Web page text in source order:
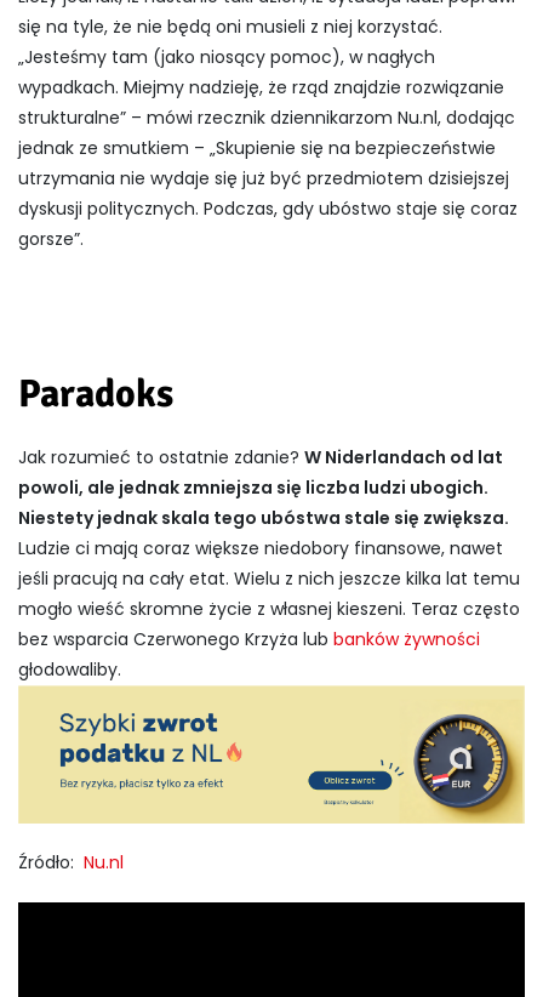
się na tyle, że nie będą oni musieli z niej korzystać.
„Jesteśmy tam (jako niosący pomoc), w nagłych
wypadkach. Miejmy nadzieję, że rząd znajdzie rozwiązanie
strukturalne” – mówi rzecznik dziennikarzom Nu.nl, dodając
jednak ze smutkiem – „Skupienie się na bezpieczeństwie
utrzymania nie wydaje się już być przedmiotem dzisiejszej
dyskusji politycznych. Podczas, gdy ubóstwo staje się coraz
gorsze”.
Paradoks
Jak rozumieć to ostatnie zdanie? W Niderlandach od lat
powoli, ale jednak zmniejsza się liczba ludzi ubogich.
Niestety jednak skala tego ubóstwa stale się zwiększa.
Ludzie ci mają coraz większe niedobory finansowe, nawet
jeśli pracują na cały etat. Wielu z nich jeszcze kilka lat temu
mogło wieść skromne życie z własnej kieszeni. Teraz często
bez wsparcia Czerwonego Krzyża lub banków żywności
głodowaliby.
Źródło: Nu.nl